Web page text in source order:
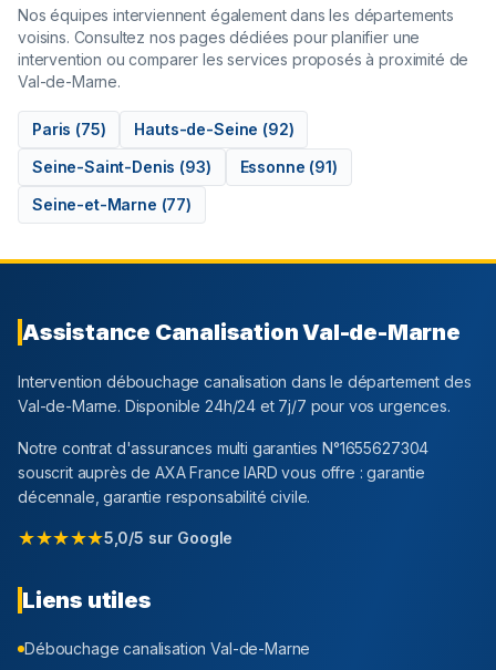
Nos équipes interviennent également dans les départements
voisins. Consultez nos pages dédiées pour planifier une
intervention ou comparer les services proposés à proximité de
Val-de-Marne.
Paris (75) Hauts-de-Seine (92)
Seine-Saint-Denis (93) Essonne (91)
Seine-et-Marne (77)
Assistance CanalisationVal-de-Marne
Intervention débouchage canalisation dans le département des
Val-de-Marne. Disponible 24h/24 et 7j/7 pour vos urgences.
Notre contrat d'assurances multi garanties N°1655627304
souscrit auprès de AXA France IARD vous offre : garantie
décennale, garantie responsabilité civile.
★★★★★5,0/5 sur Google
Liens utiles
Débouchage canalisationVal-de-Marne